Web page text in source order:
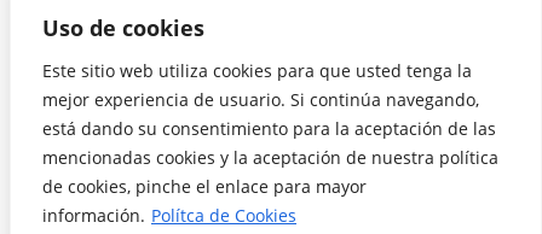
Uso de cookies
Este sitio web utiliza cookies para que usted tenga la
mejor experiencia de usuario. Si continúa navegando,
está dando su consentimiento para la aceptación de las
mencionadas cookies y la aceptación de nuestra política
de cookies, pinche el enlace para mayor
información. Polítca de Cookies